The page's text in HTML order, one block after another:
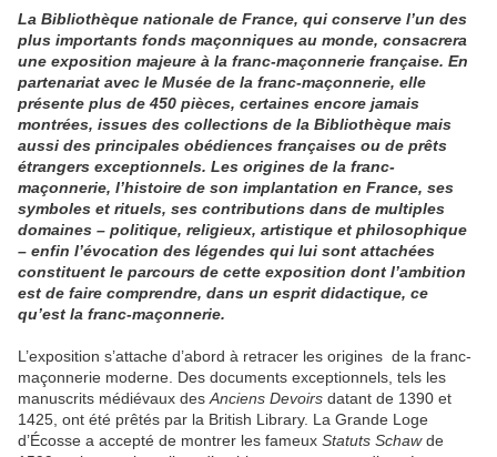
La Bibliothèque nationale de France, qui conserve l’un des
plus importants fonds maçonniques au monde, consacrera
une exposition majeure à la franc-maçonnerie française. En
partenariat avec le Musée de la franc-maçonnerie, elle
présente plus de 450 pièces, certaines encore jamais
montrées, issues des collections de la Bibliothèque mais
aussi des principales obédiences françaises ou de prêts
étrangers exceptionnels. Les origines de la franc-
maçonnerie, l’histoire de son implantation en France, ses
symboles et rituels, ses contributions dans de multiples
domaines – politique, religieux, artistique et philosophique
– enfin l’évocation des légendes qui lui sont attachées
constituent le parcours de cette exposition dont l’ambition
est de faire comprendre, dans un esprit didactique, ce
qu’est la franc-maçonnerie.
L’exposition s’attache d’abord à retracer les origines de la franc-
maçonnerie moderne. Des documents exceptionnels, tels les
manuscrits médiévaux desAnciens Devoirs datant de 1390 et
1425, ont été prêtés par la British Library. La Grande Loge
d’Écosse a accepté de montrer les fameux Statuts Schawde